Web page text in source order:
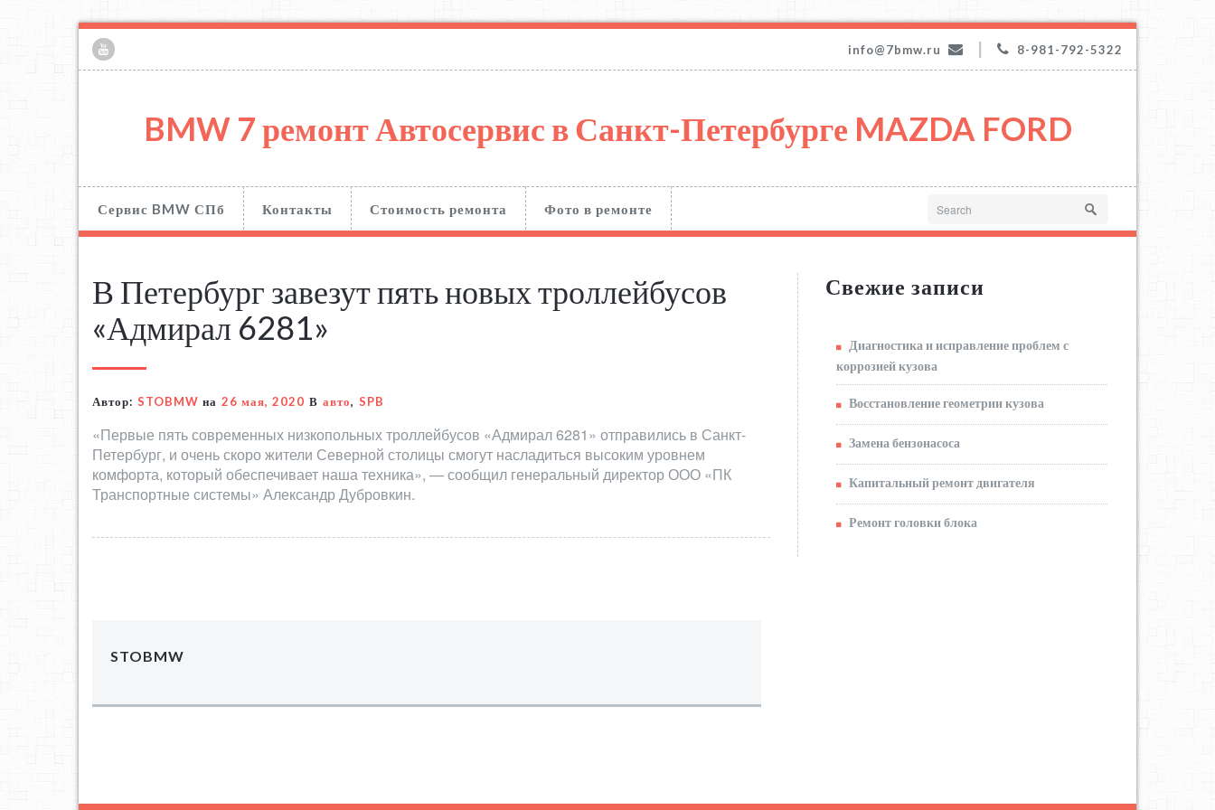
info@7bmw.ru 8-981-792-5322
BMW 7 ремонт Автосервис в Санкт-Петербурге MAZDA FORD
Сервис BMW СПб Контакты Стоимость ремонта Фото в ремонте
В Петербург завезут пять новых троллейбусов
«Адмирал 6281»
Автор: STOBMW на 26 мая, 2020 В авто, SPB
«Первые пять современных низкопольных троллейбусов «Адмирал 6281» отправились в Санкт-
Петербург, и очень скоро жители Северной столицы смогут насладиться высоким уровнем
комфорта, который обеспечивает наша техника», — сообщил генеральный директор ООО «ПК
Транспортные системы» Александр Дубровкин.
STOBMW
Свежие записи
Диагностика и исправление проблем с
коррозией кузова
Восстановление геометрии кузова
Замена бензонасоса
Капитальный ремонт двигателя
Ремонт головки блока